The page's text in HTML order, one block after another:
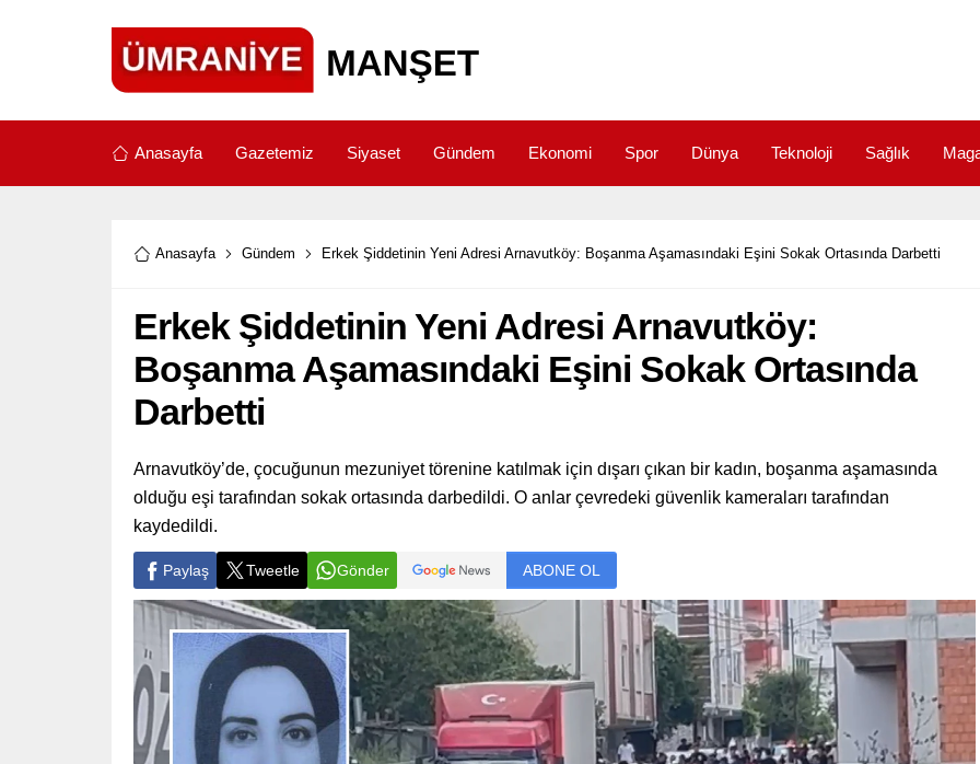
Anasayfa Gazetemiz Siyaset Gündem Ekonomi Spor Dünya Teknoloji Sağlık
Anasayfa Gündem Erkek Şiddetinin Yeni Adresi Arnavutköy: Boşanma Aşamasındaki Eşini Sokak Ortasında Darbetti
Erkek Şiddetinin Yeni Adresi Arnavutköy:
Boşanma Aşamasındaki Eşini Sokak Ortasında
Darbetti
Arnavutköy’de, çocuğunun mezuniyet törenine katılmak için dışarı çıkan bir kadın, boşanma aşamasında
olduğu eşi tarafından sokak ortasında darbedildi. O anlar çevredeki güvenlik kameraları tarafından
kaydedildi.
Paylaş Tweetle Gönder ABONE OL